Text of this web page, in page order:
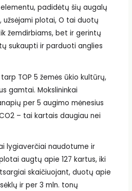
padidėtų šių augalų
užsėjami plotai, O tai duotų
žemdirbiams, bet ir gerintų
sukaupti ir parduoti anglies
TOP 5 žemės ūkio kultūrų,
gamtai. Mokslininkai
per 5 augimo mėnesius
– tai kartais daugiau nei
lygiaverčiai naudotume ir
augtų apie 127 kartus, iki
skaičiuojant, duotų apie
ir per 3 mln. tonų